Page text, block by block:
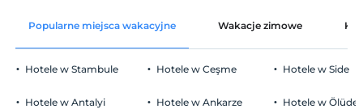
Części wspólne i wszystkie pokoje
Wymeldować się
Przed 12:00
Zwierzęta
Popularne miejsca wakacyjne Wakacje zimowe
Hotele w Stambule
Hotele w Antalyi
Hotele w Ceşme
Hotele w Ankarze
Hotele w Side
Hotele w